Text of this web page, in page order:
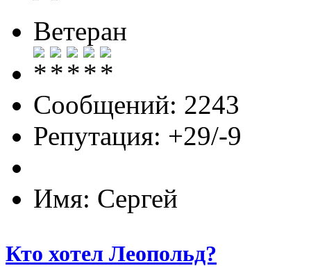
Ветеран
Сообщений: 2243
Репутация: +29/-9
Имя: Сергей
Кто хотел Леопольд?